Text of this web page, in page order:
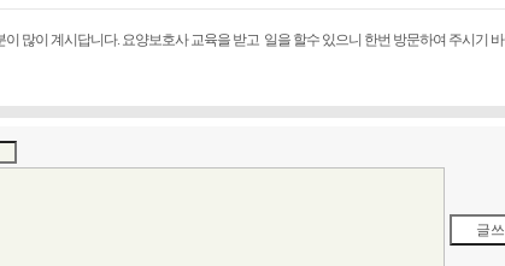
많이 계시답니다. 요양보호사 교육을 받고 일을 할수 있으니 한번 방문하여 주시기 바